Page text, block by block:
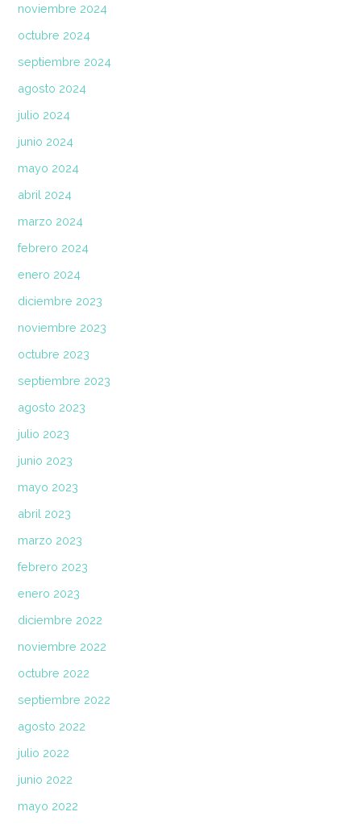
noviembre 2024
octubre 2024
septiembre 2024
agosto 2024
julio 2024
junio 2024
mayo 2024
abril 2024
marzo 2024
febrero 2024
enero 2024
diciembre 2023
noviembre 2023
octubre 2023
septiembre 2023
agosto 2023
julio 2023
junio 2023
mayo 2023
abril 2023
marzo 2023
febrero 2023
enero 2023
diciembre 2022
noviembre 2022
octubre 2022
septiembre 2022
agosto 2022
julio 2022
junio 2022
mayo 2022